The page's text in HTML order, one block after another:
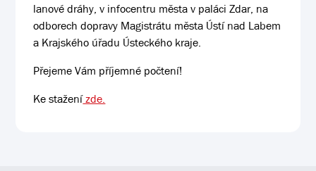
lanové dráhy, v infocentru města v paláci Zdar, na
odborech dopravy Magistrátu města Ústí nad Labem
a Krajského úřadu Ústeckého kraje.
Přejeme Vám příjemné počtení!
Ke staženízde.